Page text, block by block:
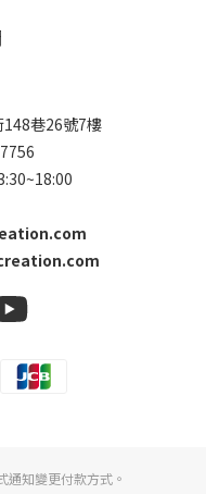
巷26號7樓
通知變更付款方式。